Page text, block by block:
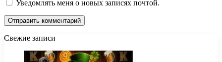
Уведомлять меня о новых записях почтой.
Свежие записи